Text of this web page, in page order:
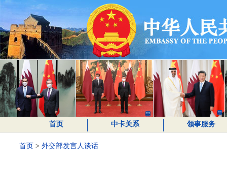
首页 中卡关系 领事服务
首页 > 外交部发言人谈话